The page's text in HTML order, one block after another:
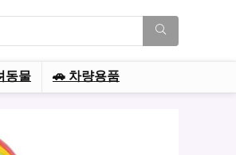
동물 🚗 차량용품